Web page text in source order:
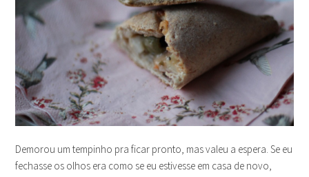
Demorou um tempinho pra ficar pronto, mas valeu a espera. Se eu
fechasse os olhos era como se eu estivesse em casa de novo,